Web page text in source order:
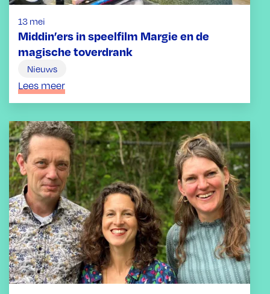
Middin’ers in speelfilm Margie en de
magische toverdrank
13 mei
Nieuws
Lees meer